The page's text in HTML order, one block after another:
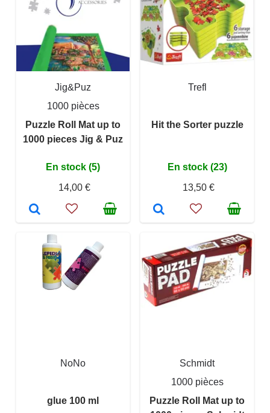
Jig&Puz
1000 pièces
Puzzle Roll Mat up to
1000 pieces Jig & Puz
En stock (5)
14,00 €
Trefl
Hit the Sorter puzzle
En stock (23)
13,50 €
NoNo
glue 100 ml
Schmidt
1000 pièces
Puzzle Roll Mat up to